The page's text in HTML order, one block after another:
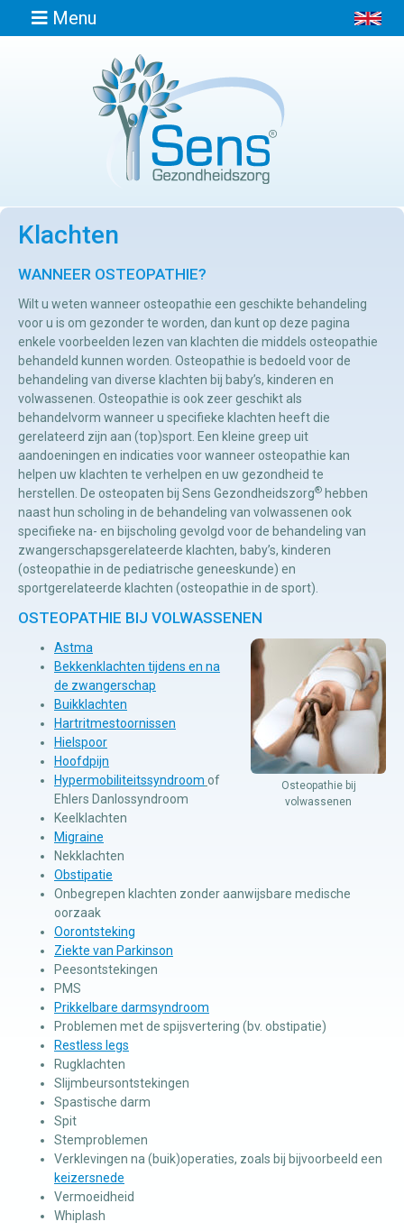
Menu
Afspraak
Locaties
Contact
Osteopathie
Manuele
therapie
Viscerale
therapie
Craniosacraal
therapie
Fysiotherapie
Klachten
WANNEER OSTEOPATHIE?
Wilt u weten wanneer osteopathie een geschikte behandeling
voor u is om gezonder te worden, dan kunt op deze pagina
enkele voorbeelden lezen van klachten die middels osteopathie
behandeld kunnen worden. Osteopathie is bedoeld voor de
behandeling van diverse klachten bij baby’s, kinderen en
volwassenen. Osteopathie is ook zeer geschikt als
behandelvorm wanneer u specifieke klachten heeft die
gerelateerd zijn aan (top)sport. Een kleine greep uit
aandoeningen en indicaties voor wanneer osteopathie kan
helpen uw klachten te verhelpen en uw gezondheid te
herstellen. De osteopaten bij Sens Gezondheidszorg® hebben
naast hun scholing in de behandeling van volwassenen ook
specifieke na- en bijscholing gevolgd voor de behandeling van
zwangerschapsgerelateerde klachten, baby’s, kinderen
(osteopathie in de pediatrische geneeskunde) en
sportgerelateerde klachten (osteopathie in de sport).
OSTEOPATHIE BIJ VOLWASSENEN
Osteopathie bij
volwassenen
Astma
Bekkenklachten tijdens en na
de zwangerschap
Buikklachten
Hartritmestoornissen
Hielspoor
Hoofdpijn
Hypermobiliteitssyndroom of
Ehlers Danlossyndroom
Keelklachten
Migraine
Nekklachten
Obstipatie
Onbegrepen klachten zonder aanwijsbare medische
oorzaak
Oorontsteking
Ziekte van Parkinson
Peesontstekingen
PMS
Prikkelbare darmsyndroom
Problemen met de spijsvertering (bv. obstipatie)
Restless legs
Rugklachten
Slijmbeursontstekingen
Spastische darm
Spit
Stemproblemen
Verklevingen na (buik)operaties, zoals bij bijvoorbeeld een
keizersnede
Vermoeidheid
Whiplash